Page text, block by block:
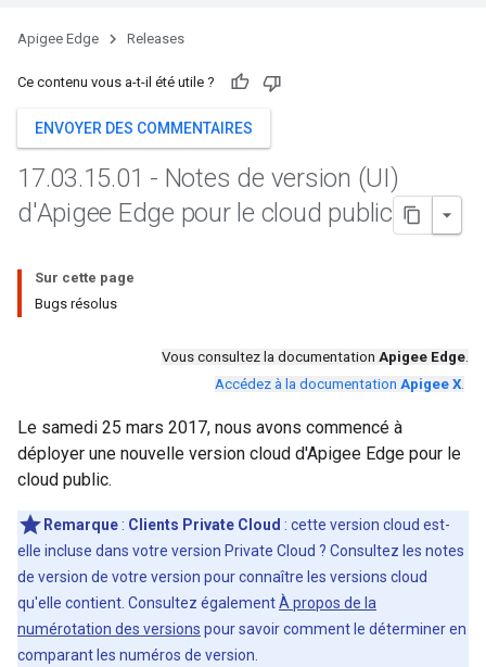
Apigee Edge Releases
Ce contenu vous a-t-il été utile ?
ENVOYER DES COMMENTAIRES
17.03.15.01 - Notes de version (UI)
d'Apigee Edge pour le cloud public
Sur cette page
Bugs résolus
Vous consultez la documentation Apigee Edge.
Accédez à la documentation Apigee X.
Le samedi 25 mars 2017, nous avons commencé à
déployer une nouvelle version cloud d'Apigee Edge pour le
cloud public.
Remarque : Clients Private Cloud : cette version cloud est-
elle incluse dans votre version Private Cloud ? Consultez les notes
de version de votre version pour connaître les versions cloud
qu'elle contient. Consultez égalementÀ propos de la
numérotation des versions pour savoir comment le déterminer en
comparant les numéros de version.